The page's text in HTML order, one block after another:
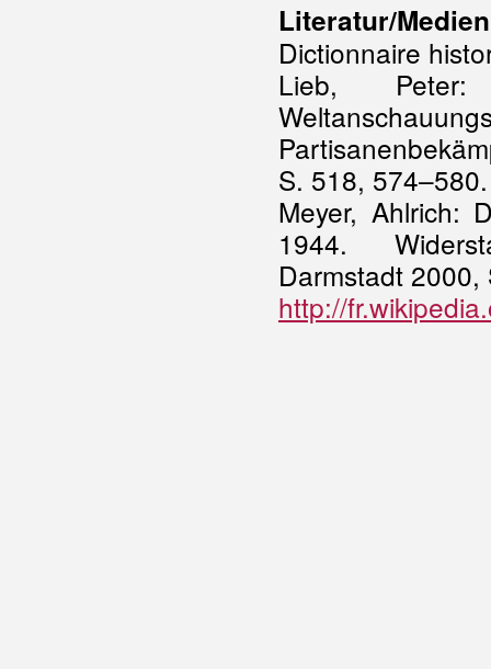
Literatur/Medien
Dictionnaire
Lieb,
S. 518, 574–580.
Meyer, Ahlrich:
1944.
Darmstadt
http://